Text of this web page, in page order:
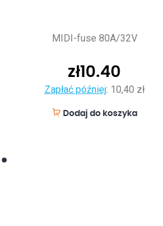
MIDI-fuse 80A/32V
zł10.40
Zapłać później: 10,40 zł
Dodaj do koszyka